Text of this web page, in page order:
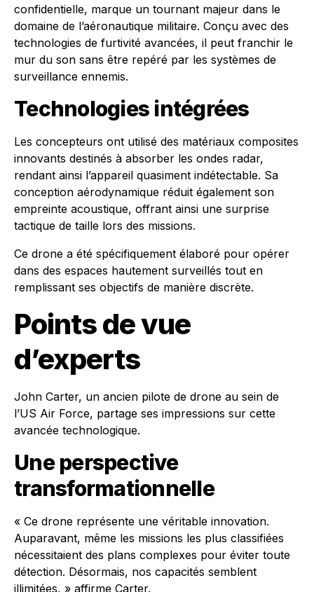
confidentielle, marque un tournant majeur dans le
domaine de l’aéronautique militaire. Conçu avec des
technologies de furtivité avancées, il peut franchir le
mur du son sans être repéré par les systèmes de
surveillance ennemis.
Technologies intégrées
Les concepteurs ont utilisé des matériaux composites
innovants destinés à absorber les ondes radar,
rendant ainsi l’appareil quasiment indétectable. Sa
conception aérodynamique réduit également son
empreinte acoustique, offrant ainsi une surprise
tactique de taille lors des missions.
Ce drone a été spécifiquement élaboré pour opérer
dans des espaces hautement surveillés tout en
remplissant ses objectifs de manière discrète.
Points de vue
d’experts
John Carter, un ancien pilote de drone au sein de
l’US Air Force, partage ses impressions sur cette
avancée technologique.
Une perspective
transformationnelle
« Ce drone représente une véritable innovation.
Auparavant, même les missions les plus classifiées
nécessitaient des plans complexes pour éviter toute
détection. Désormais, nos capacités semblent
illimitées, » affirme Carter.